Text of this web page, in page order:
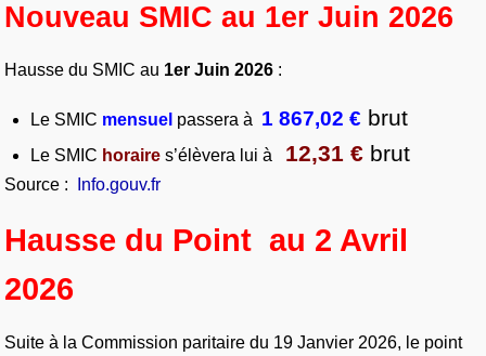
Nouveau SMIC au 1er Juin 2026
Hausse du SMIC au 1er Juin 2026 :
Le SMIC mensuel passera à 1 867,02 € brut
Le SMIC horaire s’élèvera lui à 12,31 € brut
Source : Info.gouv.fr
Hausse du Point au 2 Avril
2026
Suite à la Commission paritaire du 19 Janvier 2026, le point